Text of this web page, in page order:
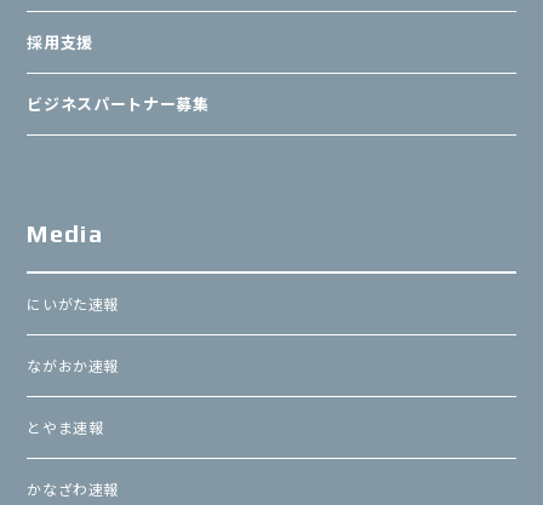
採用支援
ビジネスパートナー募集
Media
にいがた速報
ながおか速報
とやま速報
かなざわ速報